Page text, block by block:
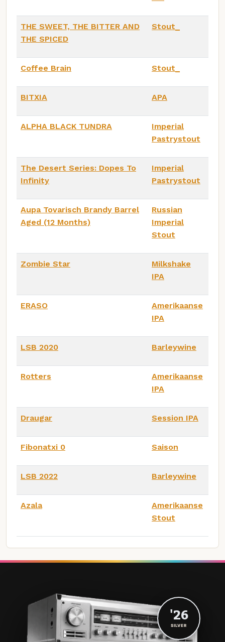
THE SWEET, THE BITTER AND
THE SPICED
Stout_
Coffee Brain Stout_
BITXIA APA
ALPHA BLACK TUNDRA
Imperial
Pastrystout
The Desert Series: Dopes To
Infinity
Imperial
Pastrystout
Aupa Tovarisch Brandy Barrel
Aged (12 Months)
Russian
Imperial
Stout
Zombie Star
Milkshake
IPA
ERASO
Amerikaanse
IPA
LSB 2020 Barleywine
Rotters
Amerikaanse
IPA
Draugar Session IPA
Fibonatxi 0 Saison
LSB 2022 Barleywine
Azala
Amerikaanse
Stout
'26
SILVER